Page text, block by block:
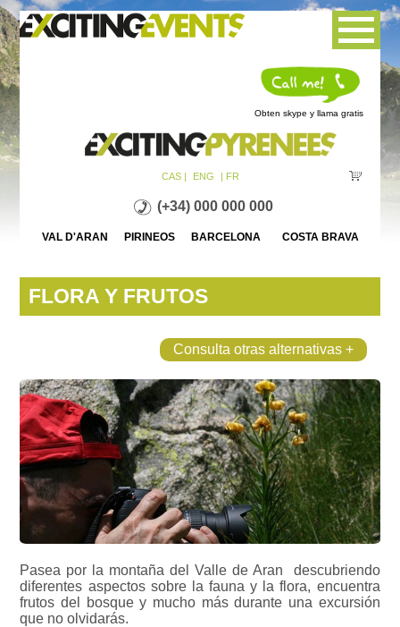
Jump to navigation
Obten skype y llama gratis
CAS | ENG | FR
(+34) 000 000 000
VAL D'ARAN PIRINEOS BARCELONA COSTA BRAVA
FLORA Y FRUTOS
Consulta otras alternativas +
Pasea por la montaña del Valle de Aran descubriendo
diferentes aspectos sobre la fauna y la flora, encuentra
frutos del bosque y mucho más durante una excursión
que no olvidarás.